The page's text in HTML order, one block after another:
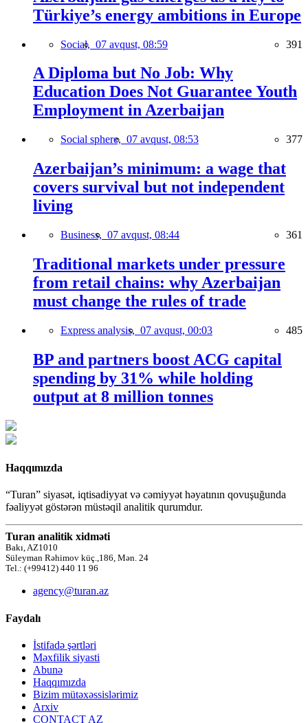
Türkiye’s energy ambitions in Europe
Social, 07 avqust, 08:59 391
A Diploma but No Job: Why
Education Does Not Guarantee Youth
Employment in Azerbaijan
Social sphere, 07 avqust, 08:53 377
Azerbaijan’s minimum: a wage that
covers survival but not independent
living
Business, 07 avqust, 08:44 361
Traditional markets under pressure
from retail chains: why Azerbaijan
must change the rules of trade
Express analysis, 07 avqust, 00:03 485
BP and partners boost ACG capital
spending by 31% while holding
output at 8 million tonnes
Haqqımızda
“Turan” siyasət, iqtisadiyyat və cəmiyyət həyatının qovuşuğunda
fəaliyyət göstərən müstəqil analitik qurumdur.
Turan analitik xidməti
Bakı, AZ1010
Süleyman Rəhimov küç.,186, Mən. 24
Tel.: (+99412) 440 11 96
agency@turan.az
Faydalı
İstifadə şərtləri
Məxfilik siyasti
Abunə
Haqqımızda
Bizim mütəxəssislərimiz
Arxiv
CONTACT AZ